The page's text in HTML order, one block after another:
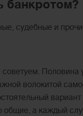
банкротом?
судебные и
Половина
волокитой
а каждый